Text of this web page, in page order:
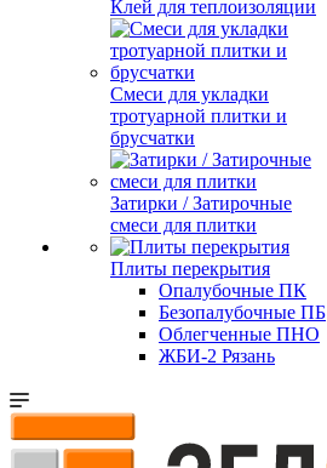
Клей для теплоизоляции
Смеси для укладки
тротуарной плитки и
брусчатки
Затирки / Затирочные
смеси для плитки
Плиты перекрытия
Опалубочные ПК
Безопалубочные ПБ
Облегченные ПНО
ЖБИ-2 Рязань